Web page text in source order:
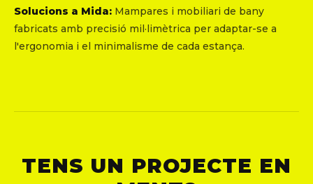
Solucions a Mida: Mampares i mobiliari de bany
fabricats amb precisió mil·limètrica per adaptar-se a
l'ergonomia i el minimalisme de cada estança.
TENS UN PROJECTE EN